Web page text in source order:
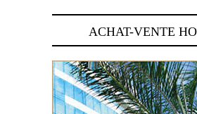
ACHAT-VENTE